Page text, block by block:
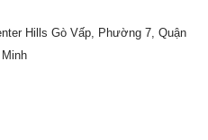
Hills Gò Vấp, Phường 7, Quận